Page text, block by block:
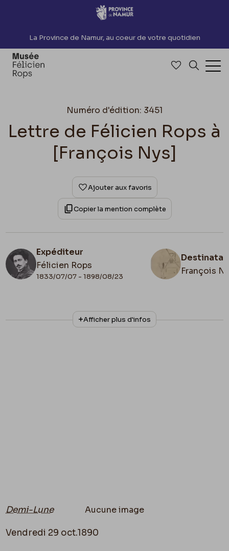
Accèder directement au contenu
La Province de Namur, au coeur de votre quotidien
Accéder à
Numéro d'édition: 3451
Lettre de Félicien Rops à
[François Nys]
Ajouter aux favoris
Copier la mention complète
Expéditeur
Félicien Rops
1833/07/07 - 1898/08/23
François
N° d'inventaire
CPEE/2
Date de fin
1890/10/29
Afficher plus d'infos
Aucune image
Demi-Lune
Vendredi 29 oct.1890